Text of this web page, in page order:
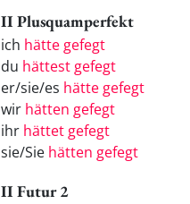
II Plusquamperfekt
ich hätte gefegt
du hättest gefegt
er/sie/es hätte gefegt
wir hätten gefegt
ihr hättet gefegt
sie/Sie hätten gefegt
II Futur 2